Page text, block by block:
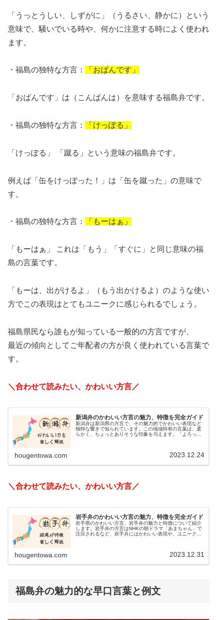
「うっとうしい、しずがに」（うるさい、静かに）という
意味で、騒いでいる時や、何かに注意する時によく使われ
ます。
・福島の独特な方言： 「おばんです」
「おばんです」は（こんばんは）を意味する福島弁です。
・福島の独特な方言： 「けっぽる」
「けっぽる」 「蹴る」という意味の福島弁です。
例えば「缶をけっぽった！」は「缶を蹴った」の意味で
す。
・福島の独特な方言： 「もーはぁ」
「もーはぁ」 これは「もう」「すぐに」と同じ意味の福
島の言葉です。
「もーは、出がけるよ」（もう出かけるよ）のような使い
方でこの表現はとてもユニークに感じられるでしょう。
福島県民なら誰もが知っている一般的の方言ですが、
最近の傾向としてご年配者の方が良く使われている言葉で
す。
＼合わせて読みたい、かわいい方言／
新潟弁のかわいい方言の魅力、特徴を完全ガイド
新潟弁は新潟県の方言で、その魅力的でかわいい表現など
独特な響きで知られています。この地域特有の言葉は、柔
らかく、ちょっとありそうな印象を与えます。「よろっ
hougentowa.com 2023.12.24
＼合わせて読みたい、かわいい方言／
岩手弁のかわいい方言の魅力、特徴を完全ガイド
岩手県のかわいい方言、岩手弁の魅力と特徴について紹介
します。岩手弁の方言はNHKの朝ドラマ「あまちゃん」で
注目されるなど、岩手弁にはかわいい表現や、ユニークな
hougentowa.com 2023.12.31
福島弁の魅力的な早口言葉と例文